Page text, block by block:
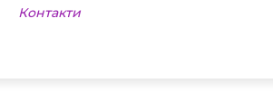
Контакти